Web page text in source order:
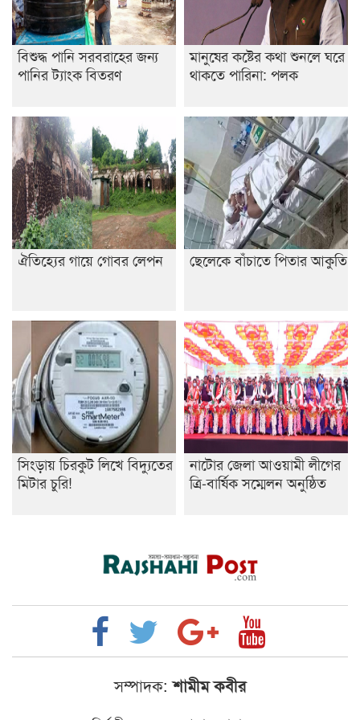
বিশুদ্ধ পানি সরবরাহের জন্য
পানির ট্যাংক বিতরণ
মানুষের কষ্টের কথা শুনলে ঘরে
থাকতে পারিনা: পলক
ঐতিহ্যের গায়ে গোবর লেপন ছেলেকে বাঁচাতে পিতার আকুতি
সিংড়ায় চিরকুট লিখে বিদ্যুতের
মিটার চুরি!
নাটোর জেলা আওয়ামী লীগের
ত্রি-বার্ষিক সম্মেলন অনুষ্ঠিত
সম্পাদক: শামীম কবীর